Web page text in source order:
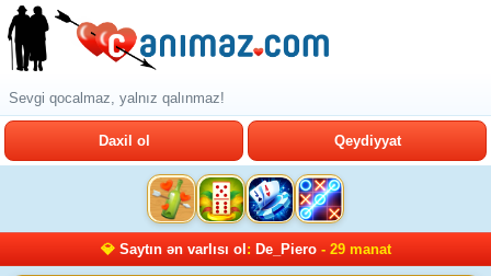
Sevgi qocalmaz, yalnız qalınmaz!
Daxil ol Qeydiyyat
💎 Saytın ən varlısı ol : De_Piero- 29 manat